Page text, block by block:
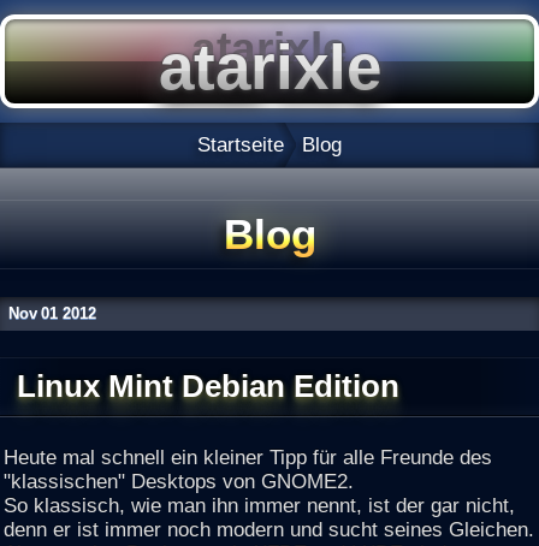
Startseite Blog
Blog
Nov 01 2012
Linux Mint Debian Edition
Heute mal schnell ein kleiner Tipp für alle Freunde des
"klassischen" Desktops von GNOME2.
So klassisch, wie man ihn immer nennt, ist der gar nicht,
denn er ist immer noch modern und sucht seines Gleichen.